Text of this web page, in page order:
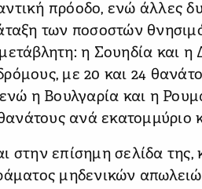
πρόοδο, ενώ άλλες
των ποσοστών
η Σουηδία και
με 20 και 24
ενώ η Βουλγαρία και η
ανά εκατομμύριο
επίσημη σελίδα της,
μηδενικών